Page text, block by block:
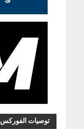
توصيات الفوركس